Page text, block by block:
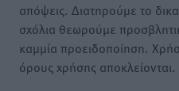
απόψεις. Διατηρούμε το
σχόλια θεωρούμε
καμμία προειδοποίηση.
όρους χρήσης αποκλείονται.